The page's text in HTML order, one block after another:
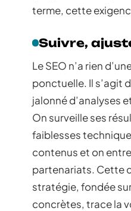
terme, cette
Suivre,
Le SEO n’a rien
ponctuelle. Il s’agit
jalonné d’analyses
On surveille ses
faiblesses
contenus et on
partenariats. Cette
stratégie, fondée
concrètes, trace la